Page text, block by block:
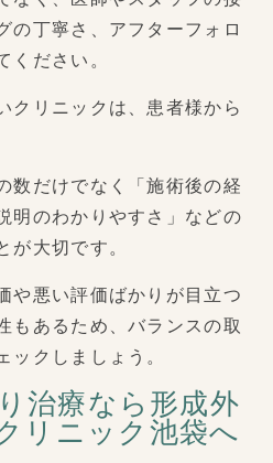
の丁寧さ、アフターフォロ
ください。
クリニックは、患者様から
数だけでなく「施術後の経
明のわかりやすさ」などの
が大切です。
や悪い評価ばかりが目立つ
もあるため、バランスの取
ックしましょう。
治療なら形成外
リニック池袋へ